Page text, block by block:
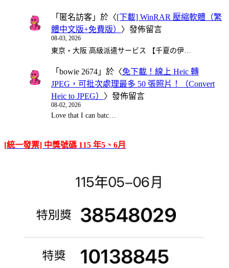
「 匿名訪客 」於〈[下載] WinRAR 壓縮軟體（繁
體中文版+免費版） 〉發佈留言
08-03, 2026
東京・大阪 高級派遣サービス 【千夏の伊…
「 bowie 2674 」於〈免下載！線上 Heic 轉
JPEG，可批次處理最多 50 張照片！（Convert
Heic to JPEG） 〉發佈留言
08-02, 2026
Love that I can batc…
[統一發票] 中獎號碼 115 年5、6月